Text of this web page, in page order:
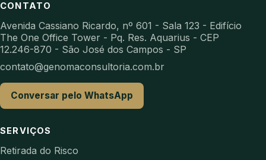
CONTATO
Avenida Cassiano Ricardo, nº 601 - Sala 123 - Edifício
The One Office Tower - Pq. Res. Aquarius - CEP
12.246-870 - São José dos Campos - SP
contato@genomaconsultoria.com.br
Conversar pelo WhatsApp
SERVIÇOS
Retirada do Risco